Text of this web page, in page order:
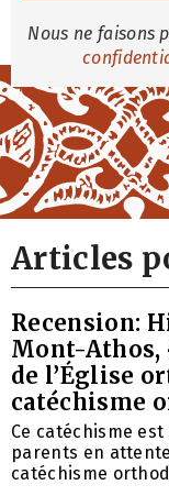
Nous ne faisons
Articles
Recension:
Mont-Athos,
de l’Église
catéchisme
Ce catéchisme
parents en
catéchisme